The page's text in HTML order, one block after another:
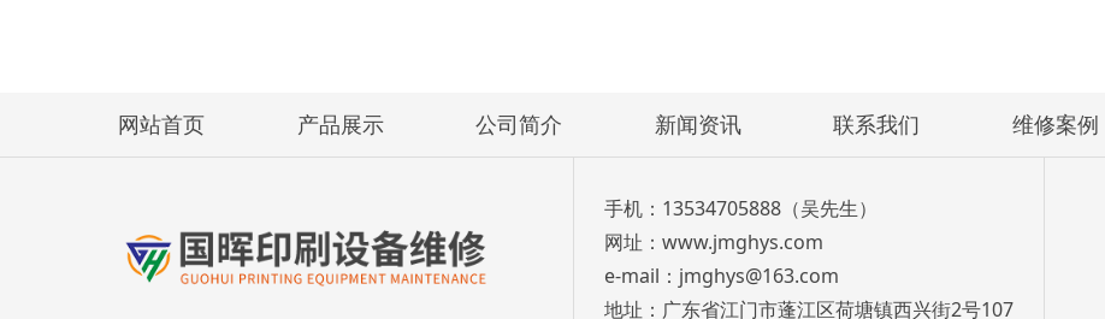
网站首页 产品展示 公司简介 新闻资讯 联系我们 维修案例
手机：13534705888（吴先生）
网址：www.jmghys.com
e-mail：jmghys@163.com
地址：广东省江门市蓬江区荷塘镇西兴街2号107